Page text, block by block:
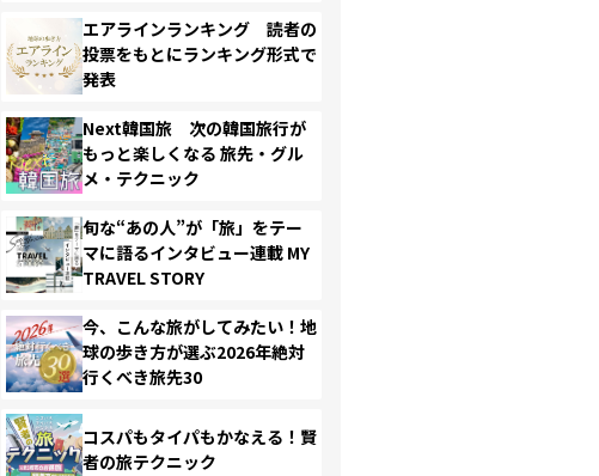
エアラインランキング 読者の
投票をもとにランキング形式で
発表
Next韓国旅 次の韓国旅行が
もっと楽しくなる 旅先・グル
メ・テクニック
旬な“あの人”が「旅」をテー
マに語るインタビュー連載 MY
TRAVEL STORY
今、こんな旅がしてみたい！地
球の歩き方が選ぶ2026年絶対
行くべき旅先30
コスパもタイパもかなえる！賢
者の旅テクニック